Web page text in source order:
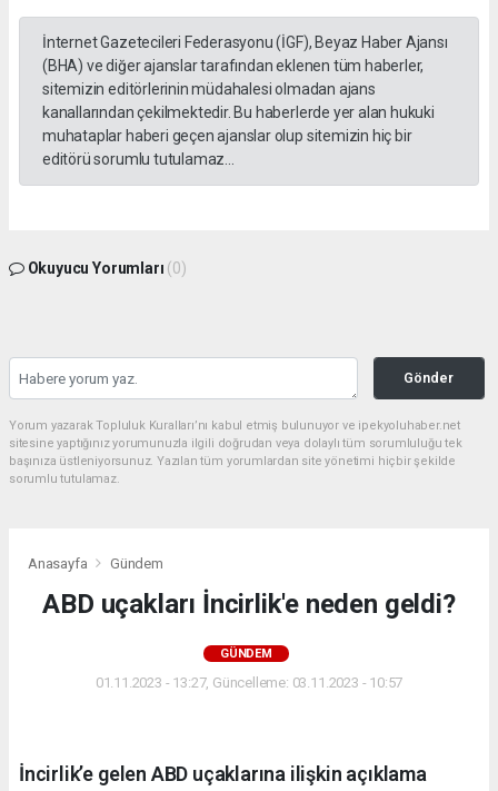
İnternet Gazetecileri Federasyonu (İGF), Beyaz Haber Ajansı
(BHA) ve diğer ajanslar tarafından eklenen tüm haberler,
sitemizin editörlerinin müdahalesi olmadan ajans
kanallarından çekilmektedir. Bu haberlerde yer alan hukuki
muhataplar haberi geçen ajanslar olup sitemizin hiç bir
editörü sorumlu tutulamaz...
Okuyucu Yorumları (0)
Gönder
Yorum yazarak Topluluk Kuralları’nı kabul etmiş bulunuyor ve ipekyoluhaber.net
sitesine yaptığınız yorumunuzla ilgili doğrudan veya dolaylı tüm sorumluluğu tek
başınıza üstleniyorsunuz. Yazılan tüm yorumlardan site yönetimi hiçbir şekilde
sorumlu tutulamaz.
Anasayfa Gündem
ABD uçakları İncirlik'e neden geldi?
GÜNDEM
01.11.2023 - 13:27, Güncelleme: 03.11.2023 - 10:57
İncirlik’e gelen ABD uçaklarına ilişkin açıklama